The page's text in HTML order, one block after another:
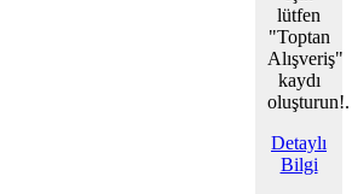
lütfen
"Toptan
Alışveriş"
kaydı
oluşturun!.
Detaylı
Bilgi